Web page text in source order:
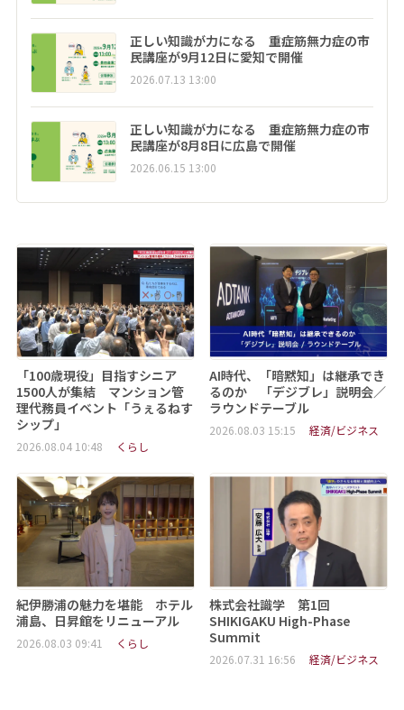
正しい知識が力になる 重症筋無力症の市
民講座が9月12日に愛知で開催
2026.07.13 13:00
正しい知識が力になる 重症筋無力症の市
民講座が8月8日に広島で開催
2026.06.15 13:00
「100歳現役」目指すシニア
1500人が集結 マンション管
理代務員イベント「うぇるねす
シップ」
2026.08.04 10:48 くらし
AI時代、「暗黙知」は継承でき
るのか 「デジブレ」説明会／
ラウンドテーブル
2026.08.03 15:15 経済/ビジネス
紀伊勝浦の魅力を堪能 ホテル
浦島、日昇館をリニューアル
2026.08.03 09:41 くらし
株式会社識学 第1回
SHIKIGAKU High-Phase
Summit
2026.07.31 16:56 経済/ビジネス